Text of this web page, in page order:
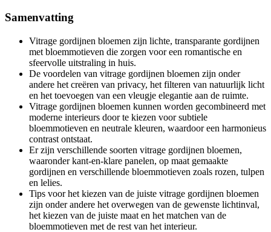
Samenvatting
Vitrage gordijnen bloemen zijn lichte, transparante gordijnen
met bloemmotieven die zorgen voor een romantische en
sfeervolle uitstraling in huis.
De voordelen van vitrage gordijnen bloemen zijn onder
andere het creëren van privacy, het filteren van natuurlijk licht
en het toevoegen van een vleugje elegantie aan de ruimte.
Vitrage gordijnen bloemen kunnen worden gecombineerd met
moderne interieurs door te kiezen voor subtiele
bloemmotieven en neutrale kleuren, waardoor een harmonieus
contrast ontstaat.
Er zijn verschillende soorten vitrage gordijnen bloemen,
waaronder kant-en-klare panelen, op maat gemaakte
gordijnen en verschillende bloemmotieven zoals rozen, tulpen
en lelies.
Tips voor het kiezen van de juiste vitrage gordijnen bloemen
zijn onder andere het overwegen van de gewenste lichtinval,
het kiezen van de juiste maat en het matchen van de
bloemmotieven met de rest van het interieur.